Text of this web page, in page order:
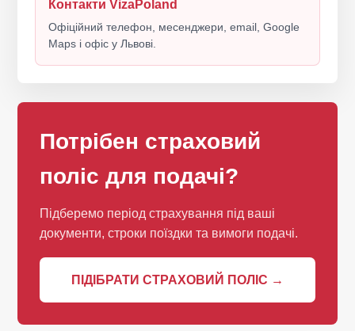
Контакти VizaPoland
Офіційний телефон, месенджери, email, Google
Maps і офіс у Львові.
Потрібен страховий
поліс для подачі?
Підберемо період страхування під ваші
документи, строки поїздки та вимоги подачі.
ПІДІБРАТИ СТРАХОВИЙ ПОЛІС →